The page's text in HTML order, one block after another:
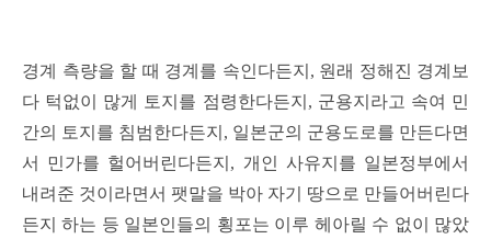
경계 측량을 할 때 경계를 속인다든지, 원래 정해진 경계보
다 턱없이 많게 토지를 점령한다든지, 군용지라고 속여 민
간의 토지를 침범한다든지, 일본군의 군용도로를 만든다면
서 민가를 헐어버린다든지, 개인 사유지를 일본정부에서
내려준 것이라면서 팻말을 박아 자기 땅으로 만들어버린다
든지 하는 등 일본인들의 횡포는 이루 헤아릴 수 없이 많았